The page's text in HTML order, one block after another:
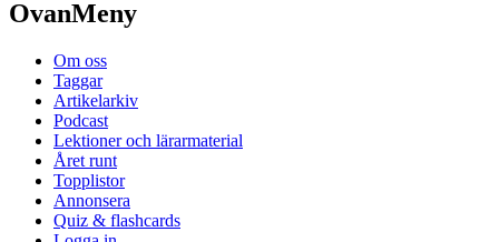
OvanMeny
Om oss
Taggar
Artikelarkiv
Podcast
Lektioner och lärarmaterial
Året runt
Topplistor
Annonsera
Quiz & flashcards